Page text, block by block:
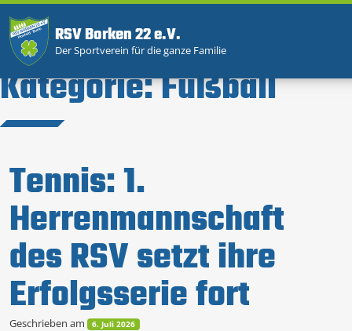
RSV Borken 22 e.V.
Der Sportverein für die ganze Familie
Kategorie:Fußball
Tennis: 1.
Herrenmannschaft
des RSV setzt ihre
Erfolgsserie fort
Geschrieben am 6. Juli 2026